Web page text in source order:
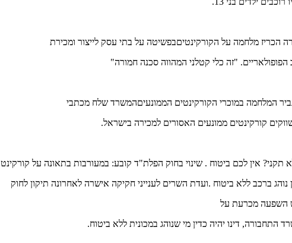
הכריז מלחמה על הקורקינטיםבפשיטה על בתי עסק לייצור ומכירת
"זה כלי קטלני המהווה סכנה חמורה"
המלחמה במוכרי הקורקינטים הממונעיםהמשרד שלח מכתבי
קורקינטים ממונעים האסורים למכירה בישראל.
תקני? אין לכם ביטוח . שינוי בחוק הפלת"ד קובע: במעורבות בתאונה על קורקינט
נוהג ברכב ללא ביטוח .ועדת השרים לענייני חקיקה אישרה לאחרונה תיקון לחוק
השפעה מכרעת על
התחבורה, דינו יהיה כדין מי שנוהג במכונית ללא ביטוח.